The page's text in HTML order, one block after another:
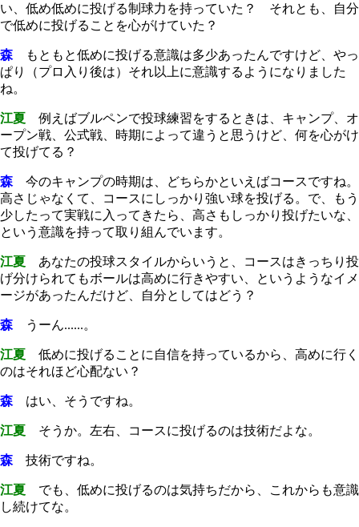
い、低め低めに投げる制球力を持っていた？ それとも、自分
で低めに投げることを心がけていた？
森 もともと低めに投げる意識は多少あったんですけど、やっ
ぱり（プロ入り後は）それ以上に意識するようになりました
ね。
江夏 例えばブルペンで投球練習をするときは、キャンプ、オ
ープン戦、公式戦、時期によって違うと思うけど、何を心がけ
て投げてる？
森 今のキャンプの時期は、どちらかといえばコースですね。
高さじゃなくて、コースにしっかり強い球を投げる。で、もう
少したって実戦に入ってきたら、高さもしっかり投げたいな、
という意識を持って取り組んでいます。
江夏 あなたの投球スタイルからいうと、コースはきっちり投
げ分けられてもボールは高めに行きやすい、というようなイメ
ージがあったんだけど、自分としてはどう？
森 うーん......。
江夏 低めに投げることに自信を持っているから、高めに行く
のはそれほど心配ない？
森 はい、そうですね。
江夏 そうか。左右、コースに投げるのは技術だよな。
森 技術ですね。
江夏 でも、低めに投げるのは気持ちだから、これからも意識
し続けてな。